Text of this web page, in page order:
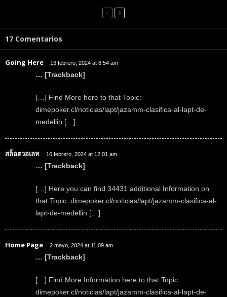
17 Comentarios
Going Here 13 febrero, 2024 at 8:54 am
… [Trackback]
[…] Find More here to that Topic:
dimepoker.cl/noticias/lapt/jazamm-clasifica-al-lapt-de-
medellin […]
สล็อตวอเลท 16 febrero, 2024 at 12:01 am
… [Trackback]
[…] Here you can find 34431 additional Information on
that Topic: dimepoker.cl/noticias/lapt/jazamm-clasifica-al-
lapt-de-medellin […]
Home Page 2 mayo, 2024 at 11:09 am
… [Trackback]
[…] Find More Information here to that Topic:
dimepoker.cl/noticias/lapt/jazamm-clasifica-al-lapt-de-